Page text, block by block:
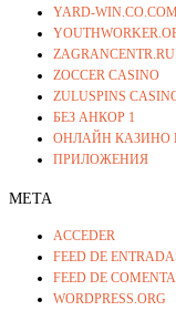
YARD-
ZAGRANCENTR.RU
ZOCCER CASINO
ZULUSPINS
БЕЗ АНКОР 1
ОНЛАЙН КАЗИНО
ПРИЛОЖЕНИЯ
META
ACCEDER
FEED DE
FEED DE
WORDPRESS.ORG